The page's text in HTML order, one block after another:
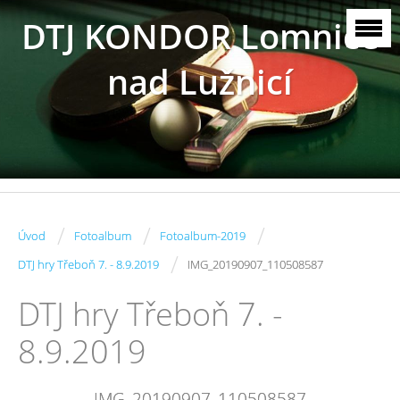
DTJ KONDOR Lomnice
nad Lužnicí
Úvod / Fotoalbum / Fotoalbum-2019 /
DTJ hry Třeboň 7. - 8.9.2019 / IMG_20190907_110508587
DTJ hry Třeboň 7. -
8.9.2019